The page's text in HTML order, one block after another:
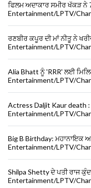
ਫਿਲਮ ਅਦਾਕਾਰ ਸਮੀਰ ਖੱਕੜ ਨੇ
Entertainment/LPTV/
ਰਣਬੀਰ ਕਪੂਰ ਦੀ ਮਾਂ ਨੀਤੂ ਨੇ
Entertainment/LPTV/
Alia Bhatt ਨੂੰ 'RRR' ਲਈ
Entertainment/LPTV/
Actress Daljit Kaur death :
Entertainment/LPTV/
Big B Birthday: ਮਹਾਨਾਇਕ
Entertainment/LPTV/
Shilpa Shetty ਦੇ ਪਤੀ ਰਾਜ
Entertainment/LPTV/